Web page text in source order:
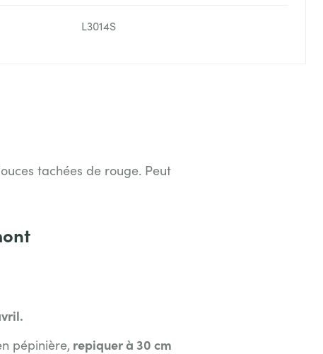
L3014S
tachées de rouge. Peut
pépinière, repiquer à 30 cm